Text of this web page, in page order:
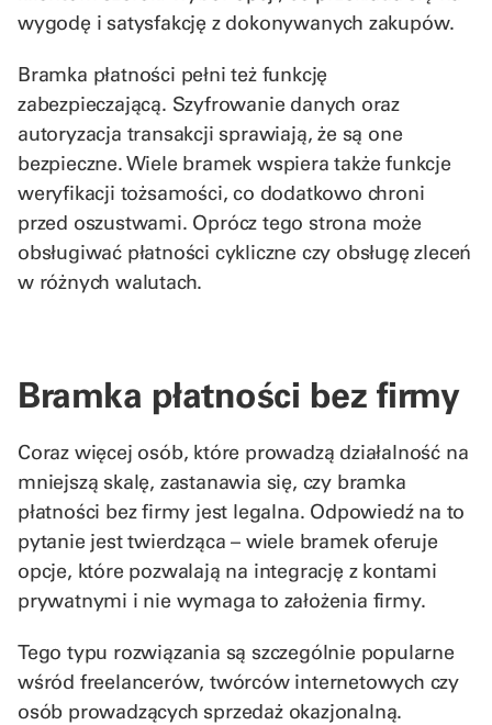
wygodę i satysfakcję z dokonywanych zakupów.
Bramka płatności pełni też funkcję
zabezpieczającą. Szyfrowanie danych oraz
autoryzacja transakcji sprawiają, że są one
bezpieczne. Wiele bramek wspiera także funkcje
weryfikacji tożsamości, co dodatkowo chroni
przed oszustwami. Oprócz tego strona może
obsługiwać płatności cykliczne czy obsługę zleceń
w różnych walutach.
Bramka płatności bez firmy
Coraz więcej osób, które prowadzą działalność na
mniejszą skalę, zastanawia się, czy bramka
płatności bez firmy jest legalna. Odpowiedź na to
pytanie jest twierdząca – wiele bramek oferuje
opcje, które pozwalają na integrację z kontami
prywatnymi i nie wymaga to założenia firmy.
Tego typu rozwiązania są szczególnie popularne
wśród freelancerów, twórców internetowych czy
osób prowadzących sprzedaż okazjonalną.